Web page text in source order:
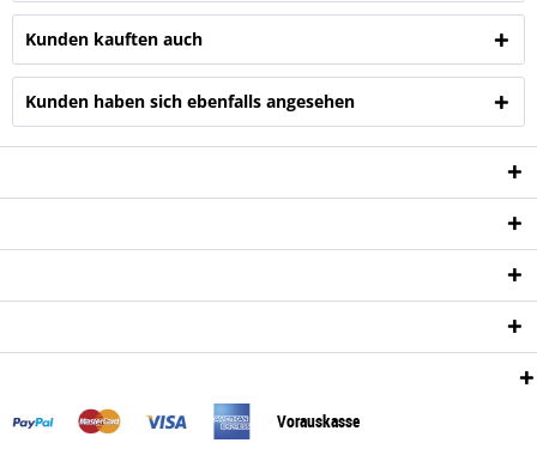
Kunden kauften auch
Kunden haben sich ebenfalls angesehen
Vorauskasse